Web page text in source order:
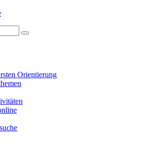
Orientierung